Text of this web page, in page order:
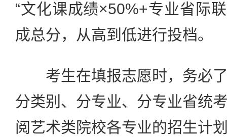
“文化课成绩×50%+专业省际
成总分，从高到低进行投档。
考生在填报志愿时，务必了
分类别、分专业、分专业省统
阅艺术类院校各专业的招生计